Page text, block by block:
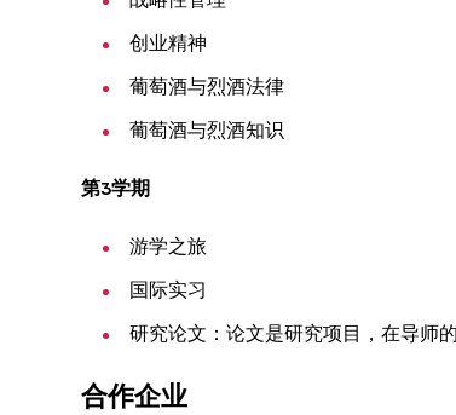
创业精神
葡萄酒与烈酒法律
葡萄酒与烈酒知识
第3学期
游学之旅
国际实习
研究论文：论文是研究项目，在导师
合作企业